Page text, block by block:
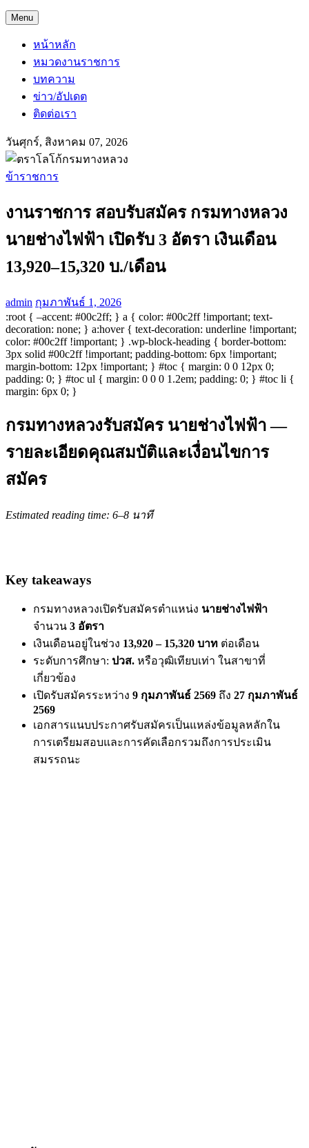
Menu
หน้าหลัก
หมวดงานราชการ
บทความ
ข่าว/อัปเดต
ติดต่อเรา
วันศุกร์, สิงหาคม 07, 2026
ข้าราชการ
งานราชการ สอบรับสมัคร กรมทางหลวง
นายช่างไฟฟ้า เปิดรับ 3 อัตรา เงินเดือน
13,920–15,320 บ./เดือน
admin กุมภาพันธ์ 1, 2026
:root { –accent: #00c2ff; } a { color: #00c2ff !important; text-
decoration: none; } a:hover { text-decoration: underline !important;
color: #00c2ff !important; } .wp-block-heading { border-bottom:
3px solid #00c2ff !important; padding-bottom: 6px !important;
margin-bottom: 12px !important; } #toc { margin: 0 0 12px 0;
padding: 0; } #toc ul { margin: 0 0 0 1.2em; padding: 0; } #toc li {
margin: 6px 0; }
กรมทางหลวงรับสมัคร นายช่างไฟฟ้า —
รายละเอียดคุณสมบัติและเงื่อนไขการ
สมัคร
Estimated reading time: 6–8 นาที
Key takeaways
กรมทางหลวงเปิดรับสมัครตำแหน่ง นายช่างไฟฟ้า
จำนวน 3 อัตรา
เงินเดือนอยู่ในช่วง 13,920 – 15,320 บาท ต่อเดือน
ระดับการศึกษา: ปวส. หรือวุฒิเทียบเท่า ในสาขาที่
เกี่ยวข้อง
เปิดรับสมัครระหว่าง 9 กุมภาพันธ์ 2569 ถึง 27 กุมภาพันธ์
2569
เอกสารแนบประกาศรับสมัครเป็นแหล่งข้อมูลหลักใน
การเตรียมสอบและการคัดเลือกรวมถึงการประเมิน
สมรรถนะ